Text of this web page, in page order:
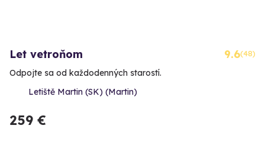
Let vetroňom 9.6(48)
Odpojte sa od každodenných starostí.
Letiště Martin (SK) (Martin)
259 €